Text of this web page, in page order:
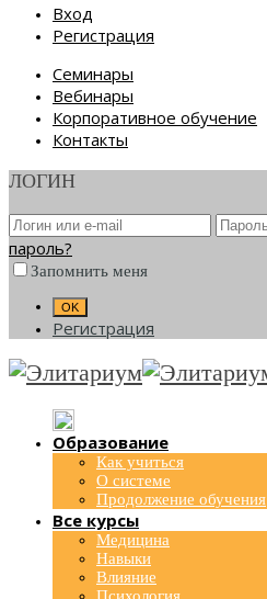
Вход
Регистрация
Семинары
Вебинары
Корпоративное обучение
Контакты
ЛОГИН
пароль?
Запомнить меня
Регистрация
Образование
Как учиться
О системе
Продолжение обучения
Все курсы
Медицина
Навыки
Влияние